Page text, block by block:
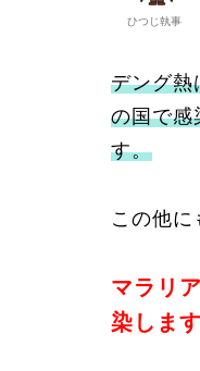
ひつじ執事
デング熱
の国で感
す。
この他に
マラリ
染します